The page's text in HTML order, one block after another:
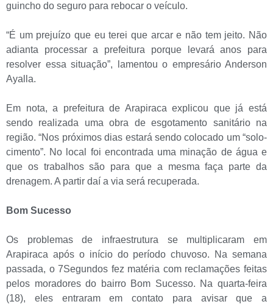
guincho do seguro para rebocar o veículo.
“É um prejuízo que eu terei que arcar e não tem jeito. Não
adianta processar a prefeitura porque levará anos para
resolver essa situação”, lamentou o empresário Anderson
Ayalla.
Em nota, a prefeitura de Arapiraca explicou que já está
sendo realizada uma obra de esgotamento sanitário na
região. “Nos próximos dias estará sendo colocado um “solo-
cimento”. No local foi encontrada uma minação de água e
que os trabalhos são para que a mesma faça parte da
drenagem. A partir daí a via será recuperada.
Bom Sucesso
Os problemas de infraestrutura se multiplicaram em
Arapiraca após o início do período chuvoso. Na semana
passada, o 7Segundos fez matéria com reclamações feitas
pelos moradores do bairro Bom Sucesso. Na quarta-feira
(18), eles entraram em contato para avisar que a